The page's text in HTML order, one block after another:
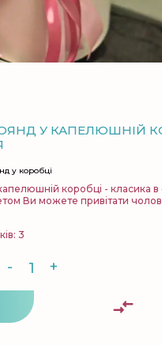
У КАПЕЛЮШНІЙ
у коробці
коробці - класика в
Ви можете привітати
3
- +